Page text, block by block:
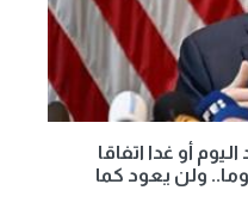
أو غدا اتفاقا
مضيق هرمز من 30 لـ60 يوما.. ولن يعود كما